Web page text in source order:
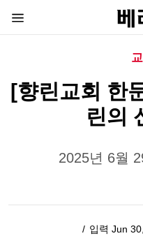
[향린교회 한
린의
2025년 6월
입력 Jun